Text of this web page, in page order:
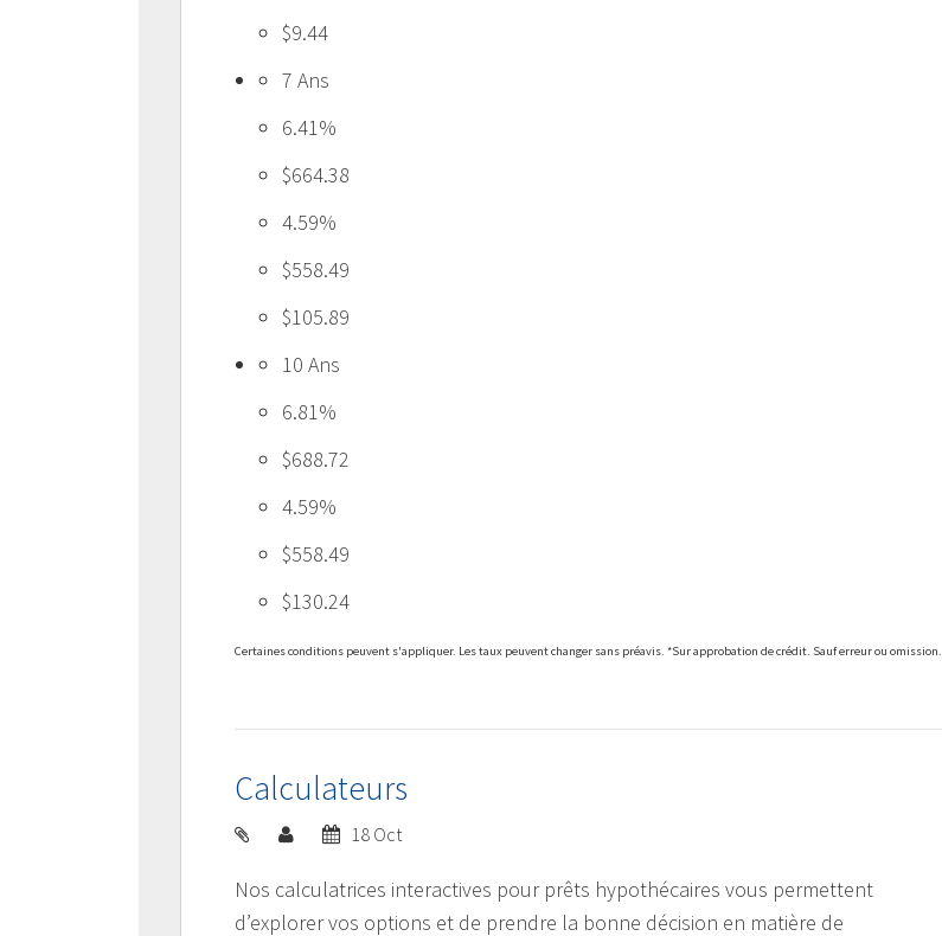
$9.44
7 Ans
6.41%
$664.38
4.59%
$558.49
$105.89
10 Ans
6.81%
$688.72
4.59%
$558.49
$130.24
Certaines conditions peuvent s'appliquer. Les taux peuvent changer sans préavis. *Sur approbation de crédit. Sauf erreur ou omission.
Calculateurs
18 Oct
Nos calculatrices interactives pour prêts hypothécaires vous permettent
d’explorer vos options et de prendre la bonne décision en matière de